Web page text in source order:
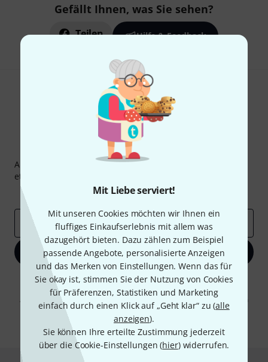
Mit Liebe serviert!
Mit unseren Cookies möchten wir Ihnen ein
fluffiges Einkaufserlebnis mit allem was
dazugehört bieten. Dazu zählen zum Beispiel
passende Angebote, personalisierte Anzeigen
und das Merken von Einstellungen. Wenn das für
Sie okay ist, stimmen Sie der Nutzung von Cookies
für Präferenzen, Statistiken und Marketing
einfach durch einen Klick auf „Geht klar“ zu (alle
anzeigen).
Sie können Ihre erteilte Zustimmung jederzeit
über die Cookie-Einstellungen (hier) widerrufen.
Gefällt Ihnen, was Sie sehen?
Teilen Hilfe & Feedback
Thomann Newsletter
Abonniere den Thomann Newsletter und gewinne mit
etwas Glück einen von
Inspirierende Beiträge
Deals
E-Mail-Adresse*
Jetzt anmelden
Mit Klick auf „Jetzt anmelden“ stimmen Sie dem Erhalt von E-Mail-
Werbung und einer Messung des E-Mail-Nutzungsverhaltens zu. Die
Abmeldung ist jederzeit möglich. Weitere Informationen finden Sie in
unserenDatenschutzhinweisen.
* Pflichtfeld